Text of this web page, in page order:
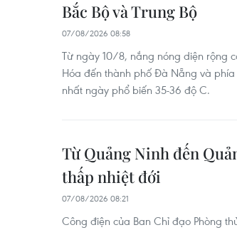
Bắc Bộ và Trung Bộ
07/08/2026 08:58
Từ ngày 10/8, nắng nóng diện rộng
Hóa đến thành phố Đà Nẵng và
nhất ngày phổ biến 35-36 độ C.
Từ Quảng Ninh đến
thấp nhiệt đới
07/08/2026 08:21
Công điện của Ban Chỉ đạo Phòng